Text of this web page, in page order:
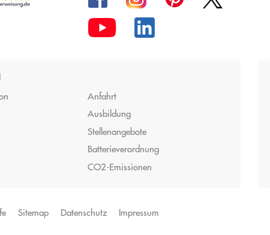
Anfahrt
Ausbildung
Stellenangebote
Batterieverordnung
CO2-Emissionen
Sitemap Datenschutz Impressum